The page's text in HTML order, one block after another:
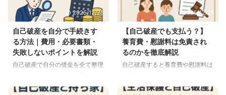
2025/12/25
自己破産を自分で手続きす
る方法｜費用・必要書類・
失敗しないポイントを解説
自己破産で自分の借金を全て整理
が、弁護士に手続きを依頼する費
2025/12/21
【自己破産でも支払う？】
養育費・慰謝料は免責され
るのかを徹底解説
自己破産すると養育費や慰謝料は
る人も多いのではないでしょう